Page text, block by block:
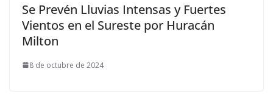
Se Prevén Lluvias Intensas y Fuertes
Vientos en el Sureste por Huracán
Milton
8 de octubre de 2024